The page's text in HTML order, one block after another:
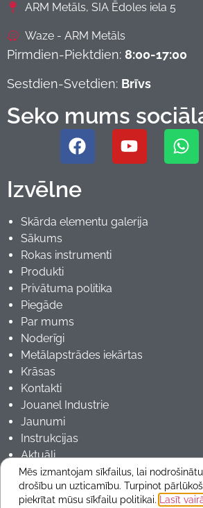
ARM Metāls, SIA Ēdoles iela 5
Waze - ARM Metāls
Pirmdien-Piektdien: 8:00-17:00
Sestdien-Svetdien: Brīvs
Seko mums
Izvēlne
Skārda elementu galerija
Sākums
Rokas instrumenti
Produkti
Privātuma politika
Piegāde
Par mums
Noderīgi
Metālapstrādes iekārtas
Krāsas
Kontakti
Jouanel Industrie
Jaunumi
Instrukcijas
Aktuāli
Copyrights 2025 © ARMmetals
Mēs izmantojam sīkfailus, lai
drošību un uzticamību. Turpinot
piekrītat mūsu sīkfailu politikai.
Lasīt